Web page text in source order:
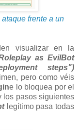
frente a un
visualizar en la
as EvilBot
steps")
pero como véis
e lo bloquea por el
los pasos siguientes
legítimo pasa todas